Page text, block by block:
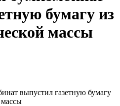
бумагу из
массы
выпустил газетную бумагу
массы